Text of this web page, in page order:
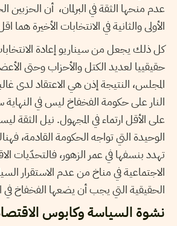
عدم منحها الثقة في البرلمان، أن الحزبين
الأولى والثانية في الانتخابات الأخيرة هما
كل ذلك يجعل من سيناريو إعادة
حقيقييا لعديد الكتل والأحزاب وحتى
المجلس، النتيجة إذن هي الاعتقاد لدى
النار على حكومة الفخفاخ ليس في النهاية
على الأقل ارتماء في المجهول. نيل الثقة
الوحيدة التي تواجه الحكومة القادمة،
تهدد بنسفها في عمر الزهور، فالتحدّيات
الاجتماعية في مناخ من عدم الاستقرار
الحقيقية التي يجب أن يضعها الفخفاخ في
نشوة السياسة وكابوس